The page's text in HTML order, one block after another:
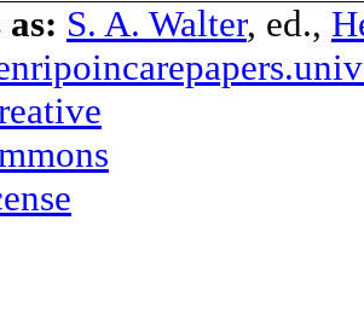
S. A. Walter, ed.,